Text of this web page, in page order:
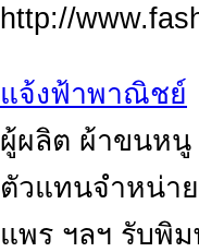
http://
แจ้งฟ้าพาณิชย์
ผู้ผลิต ผ้าขนหนู
ตัวแทนจำหน่า
แพร ฯลฯ รับพิ